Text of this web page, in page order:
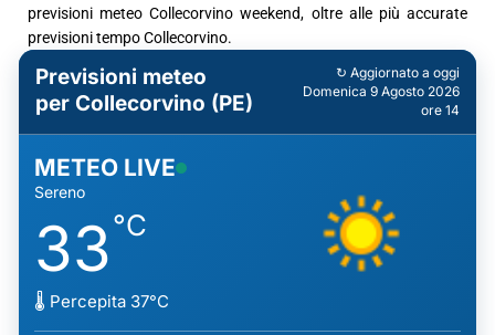
previsioni meteo Collecorvino weekend, oltre alle più accurate
previsioni tempo Collecorvino.
Previsioni meteo
per Collecorvino (PE)
↻ Aggiornato a oggi
Domenica 9 Agosto 2026
ore 14
METEO LIVE
Sereno
33°C
🌡️ Percepita 37°C